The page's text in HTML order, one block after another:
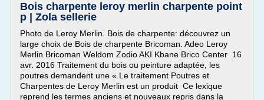
Bois charpente leroy merlin charpente point
p | Zola sellerie
Photo de Leroy Merlin. Bois de charpente: découvrez un
large choix de Bois de charpente Bricoman. Adeo Leroy
Merlin Bricoman Weldom Zodio AKI Kbane Brico Center 16
avr. 2016 Traitement du bois ou peinture adaptée, les
poutres demandent une « Le traitement Poutres et
Charpentes de Leroy Merlin est un produit Ce lexique
reprend les termes anciens et nouveaux repris dans la